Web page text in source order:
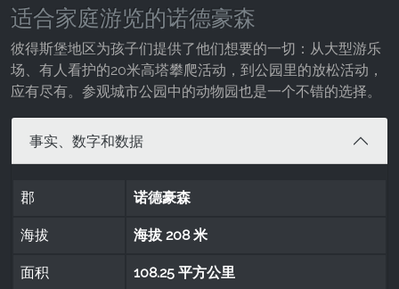
适合家庭游览的诺德豪森
彼得斯堡地区为孩子们提供了他们想要的一切：从大型游乐
场、有人看护的20米高塔攀爬活动，到公园里的放松活动，
应有尽有。参观城市公园中的动物园也是一个不错的选择。
事实、数字和数据
郡 诺德豪森
海拔 海拔 208 米
面积 108.25 平方公里